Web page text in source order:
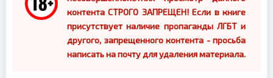
контента СТРОГО ЗАПРЕЩЕН! Если в книге
присутствует наличие пропаганды ЛГБТ и
другого, запрещенного контента - просьба
написать на почту для удаления материала.